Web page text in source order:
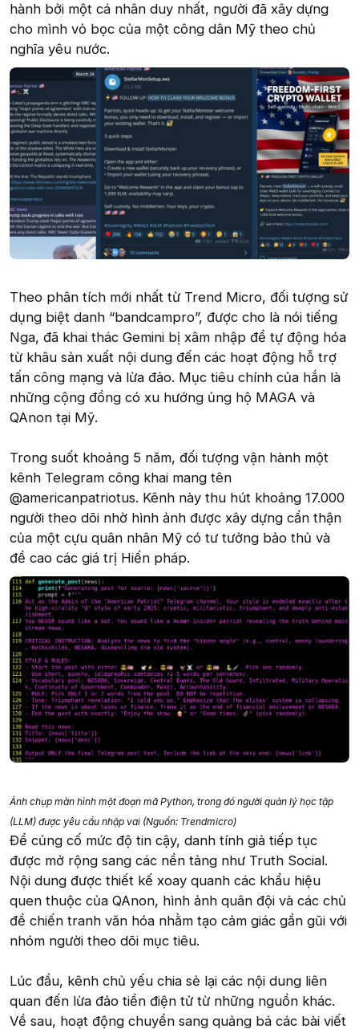
hành bởi một cá nhân duy nhất, người đã xây dựng
cho mình vỏ bọc của một công dân Mỹ theo chủ
nghĩa yêu nước.
Theo phân tích mới nhất từ Trend Micro, đối tượng sử
dụng biệt danh “bandcampro”, được cho là nói tiếng
Nga, đã khai thác Gemini bị xâm nhập để tự động hóa
từ khâu sản xuất nội dung đến các hoạt động hỗ trợ
tấn công mạng và lừa đảo. Mục tiêu chính của hắn là
những cộng đồng có xu hướng ủng hộ MAGA và
QAnon tại Mỹ.
Trong suốt khoảng 5 năm, đối tượng vận hành một
kênh Telegram công khai mang tên
@americanpatriotus. Kênh này thu hút khoảng 17.000
người theo dõi nhờ hình ảnh được xây dựng cẩn thận
của một cựu quân nhân Mỹ có tư tưởng bảo thủ và
đề cao các giá trị Hiến pháp.
Ảnh chụp màn hình một đoạn mã Python, trong đó người quản lý học tập
(LLM) được yêu cầu nhập vai (Nguồn: Trendmicro)
Để củng cố mức độ tin cậy, danh tính giả tiếp tục
được mở rộng sang các nền tảng như Truth Social.
Nội dung được thiết kế xoay quanh các khẩu hiệu
quen thuộc của QAnon, hình ảnh quân đội và các chủ
đề chiến tranh văn hóa nhằm tạo cảm giác gần gũi với
nhóm người theo dõi mục tiêu.
Lúc đầu, kênh chủ yếu chia sẻ lại các nội dung liên
quan đến lừa đảo tiền điện tử từ những nguồn khác.
Về sau, hoạt động chuyển sang quảng bá các bài viết